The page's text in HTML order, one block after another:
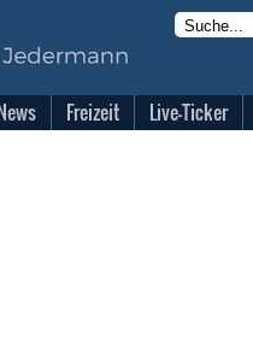
Freizeit Live-Ticker